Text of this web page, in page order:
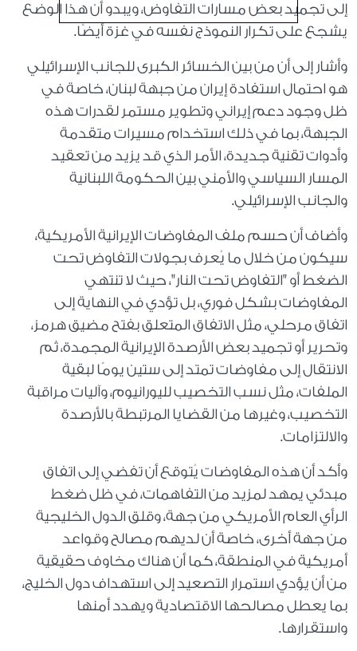
إلى تجميد بعض مسارات التفاوض، ويبدو أن هذا الوضع
يشجع على تكرار النموذج نفسه في غزة أيضًا.
وأشار إلى أن من بين الخسائر الكبرى للجانب الإسرائيلي
هو احتمال استفادة إيران من جبهة لبنان، خاصة في
ظل وجود دعم إيراني وتطوير مستمر لقدرات هذه
الجبهة، بما في ذلك استخدام مسيرات متقدمة
وأدوات تقنية جديدة، الأمر الذي قد يزيد من تعقيد
المسار السياسي والأمني بين الحكومة اللبنانية
والجانب الإسرائيلي.
وأضاف أن حسم ملف المفاوضات الإيرانية الأمريكية،
سيكون من خلال ما يُعرف بجولات التفاوض تحت
الضغط أو "التفاوض تحت النار"، حيث لا تنتهي
المفاوضات بشكل فوري، بل تؤدي في النهاية إلى
اتفاق مرحلي، مثل الاتفاق المتعلق بفتح مضيق هرمز،
وتحرير أو تجميد بعض الأرصدة الإيرانية المجمدة، ثم
الانتقال إلى مفاوضات تمتد إلى ستين يومًا لبقية
الملفات، مثل نسب التخصيب لليورانيوم، وآليات مراقبة
التخصيب، وغيرها من القضايا المرتبطة بالأرصدة
والالتزامات.
وأكد أن هذه المفاوضات يُتوقع أن تفضي إلى اتفاق
مبدئي يمهد لمزيد من التفاهمات، في ظل ضغط
الرأي العام الأمريكي من جهة، وقلق الدول الخليجية
من جهة أخرى، خاصة أن لديهم مصالح وقواعد
أمريكية في المنطقة، كما أن هناك مخاوف حقيقية
من أن يؤدي استمرار التصعيد إلى استهداف دول الخليج،
بما يعطل مصالحها الاقتصادية ويهدد أمنها
واستقرارها.